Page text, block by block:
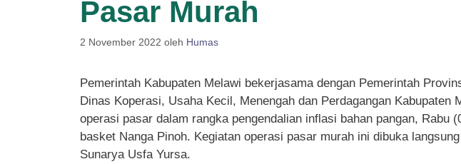
Pasar Murah
2 November 2022 oleh Humas
Pemerintah Kabupaten Melawi bekerjasama dengan Pemerintah
Dinas Koperasi, Usaha Kecil, Menengah dan Perdagangan Kabupaten
operasi pasar dalam rangka pengendalian inflasi bahan pangan, Rabu
basket Nanga Pinoh. Kegiatan operasi pasar murah ini dibuka
Sunarya Usfa Yursa.